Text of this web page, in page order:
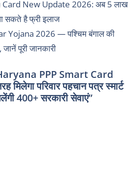
New Update 2026: अब 5 लाख
सकते है फ्री इलाज
Yojana 2026 — पश्चिम बंगाल की
पूरी जानकारी
PPP Smart Card
परिवार पहचान पत्र स्मार्ट
400+ सरकारी सेवाएं”